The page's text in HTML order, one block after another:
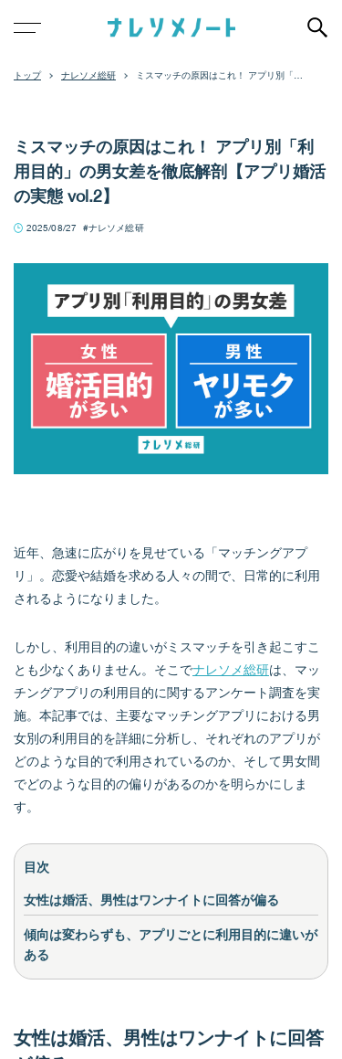
ナレソメ総研
ミスマッチの原因はこれ！ アプリ別「利
ミスマッチの原因はこれ！ アプリ別「利
用目的」の男女差を徹底解剖【アプリ婚活
の実態 vol.2】
2025/08/27 ナレソメ総研
近年、急速に広がりを見せている「マッチングアプ
リ」。恋愛や結婚を求める人々の間で、日常的に利用
されるようになりました。
しかし、利用目的の違いがミスマッチを引き起こすこ
とも少なくありません。そこでナレソメ総研は、マッ
チングアプリの利用目的に関するアンケート調査を実
施。本記事では、主要なマッチングアプリにおける男
女別の利用目的を詳細に分析し、それぞれのアプリが
どのような目的で利用されているのか、そして男女間
でどのような目的の偏りがあるのかを明らかにしま
す。
目次
女性は婚活、男性はワンナイトに回答が偏る
傾向は変わらずも、アプリごとに利用目的に違いが
ある
女性は婚活、男性はワンナイトに回答